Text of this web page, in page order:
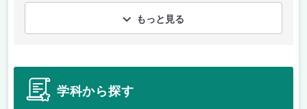
もっと見る
学科から探す